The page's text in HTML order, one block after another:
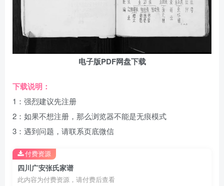
电子版PDF网盘下载
下载说明：
1：强烈建议先注册
2：如果不想注册，那么浏览器不能是无痕模式
3：遇到问题，请联系页底微信
四川广安张氏家谱
此内容为付费资源，请付费后查看
付费资源